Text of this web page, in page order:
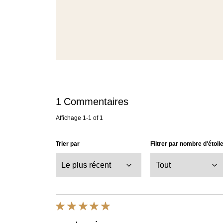
1 Commentaires
Affichage 1-1 of 1
Trier par Filtrer par nombre